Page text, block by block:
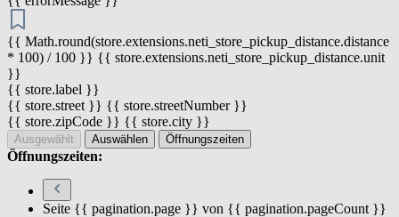
{{ Math.round(store.extensions.neti_store_pickup_distance.distance
* 100) / 100 }} {{ store.extensions.neti_store_pickup_distance.unit
}}
{{ store.label }}
{{ store.street }} {{ store.streetNumber }}
{{ store.zipCode }} {{ store.city }}
Ausgewählt Auswählen Öffnungszeiten
Öffnungszeiten:
Seite {{ pagination.page }} von {{ pagination.pageCount }}